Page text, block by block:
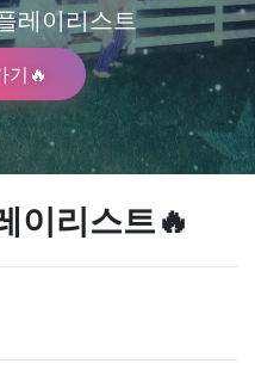
레이리스트
기🔥
이리스트🔥